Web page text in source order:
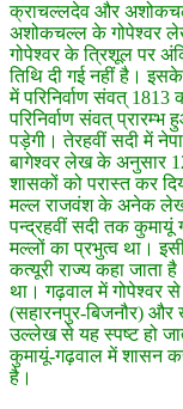
क्राचल्लदेव और
अशोकचल्ल के गोपेश्वर
गोपेश्वर के त्रिशूल पर
तिथि दी गई नहीं है।
में परिनिर्वाण संवत्
परिनिर्वाण संवत्
पड़ेगी। तेरहवीं सदी में
बागेश्वर लेख के अनुसार
शासकों को परास्त कर
मल्ल राजवंश के अनेक लेख
पन्द्रहवीं सदी तक कुमायूं
मल्लों का प्रभुत्व था।
कत्यूरी राज्य कहा
था। गढ़वाल में गोपेश्वर से
(सहारनपुर-बिजनौर) और
उल्लेख से यह स्पष्ट हो
कुमायूं-गढ़वाल में शासन
है।